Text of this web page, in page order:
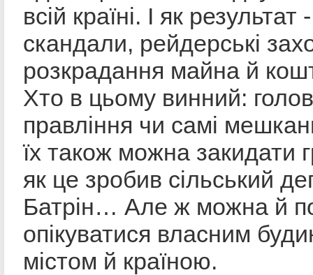
всій країні. І як результат
скандали, рейдерські
розкрадання майна й
Хто в цьому винний:
правління чи самі
їх також можна закидати
як це зробив сільський
Батрін… Але ж можна й
опікуватися власним
містом й країною.